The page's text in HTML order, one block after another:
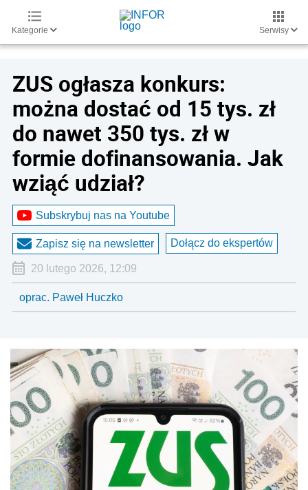
Kategorie Serwisy
ZUS ogłasza konkurs:
można dostać od 15 tys. zł
do nawet 350 tys. zł w
formie dofinansowania. Jak
wziąć udział?
Subskrybuj nas na Youtube
Zapisz się na newsletter Dołącz do ekspertów
20 lutego 2026, 12:09
oprac. Paweł Huczko